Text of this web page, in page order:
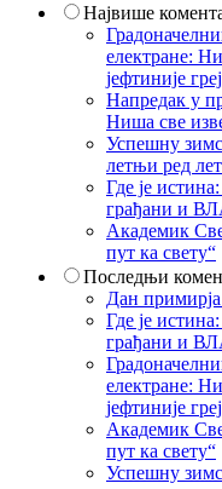
Највише
електране:
јефтиније
Напредак у
Ниша све
Успешну
летњи ред
Где је
грађани и
Академик
пут ка свету“
Последњи
Дан
Где је
грађани и
електране:
јефтиније
Академик
пут ка свету“
Успешну